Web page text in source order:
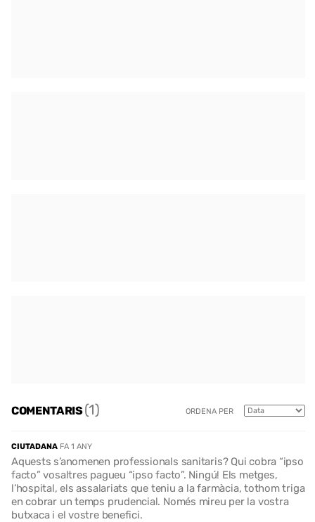
COMENTARIS(1) ORDENA PER
CIUTADANA FA 1 ANY
Aquests s’anomenen professionals sanitaris? Qui cobra “ipso
facto” vosaltres pagueu “ipso facto”. Ningú! Els metges,
l’hospital, els assalariats que teniu a la farmàcia, tothom triga
en cobrar un temps prudencial. Només mireu per la vostra
butxaca i el vostre benefici.